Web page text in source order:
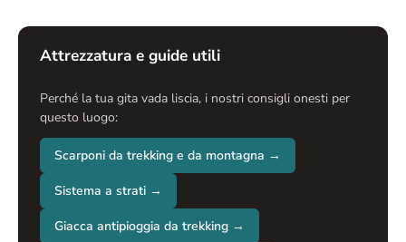
Attrezzatura e guide utili
Perché la tua gita vada liscia, i nostri consigli onesti per
questo luogo:
Scarponi da trekking e da montagna →
Sistema a strati →
Giacca antipioggia da trekking →